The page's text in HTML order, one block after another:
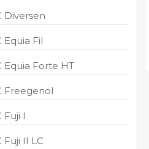
Diversen
Equia Fil
Equia Forte HT
Freegenol
Fuji I
Fuji II LC